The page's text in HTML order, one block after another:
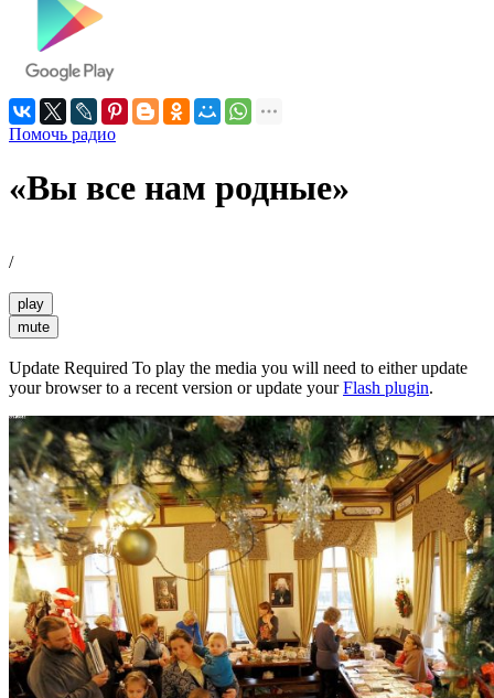
Помочь радио
«Вы все нам родные»
/
play
mute
Update Required To play the media you will need to either update
your browser to a recent version or update yourFlash plugin.